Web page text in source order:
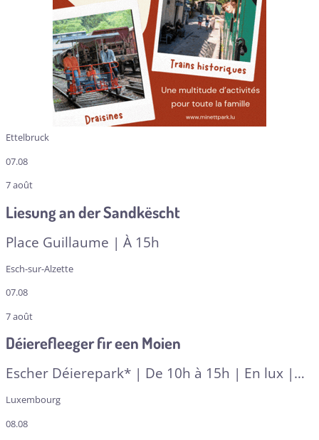
Ettelbruck
07.08
7 août
Liesung an der Sandkëscht
Place Guillaume | À 15h
Esch-sur-Alzette
07.08
7 août
Déierefleeger fir een Moien
Escher Déierepark* | De 10h à 15h | En lux |
De 5 à 7 ans
Luxembourg
08.08